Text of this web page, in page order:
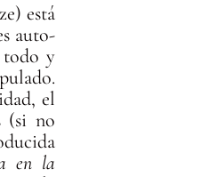
está
auto-
todo y
el
(si no
en la